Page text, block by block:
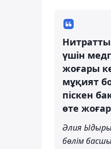
үшін
жоғары
мұқият
піскен
өте
Әлия
бөлім